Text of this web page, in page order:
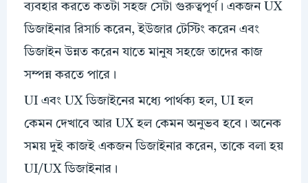
ব্যবহার করতে কতটা সহজ সেটা গুরুত্বপূর্ণ। একজন UX
ডিজাইনার রিসার্চ করেন, ইউজার টেস্টিং করেন এবং
ডিজাইন উন্নত করেন যাতে মানুষ সহজে তাদের কাজ
সম্পন্ন করতে পারে।
UI এবং UX ডিজাইনের মধ্যে পার্থক্য হল, UI হল
কেমন দেখাবে আর UX হল কেমন অনুভব হবে। অনেক
সময় দুই কাজই একজন ডিজাইনার করেন, তাকে বলা হয়
UI/UX ডিজাইনার।